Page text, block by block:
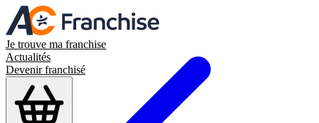
Je trouve ma franchise
Actualités
Devenir franchisé